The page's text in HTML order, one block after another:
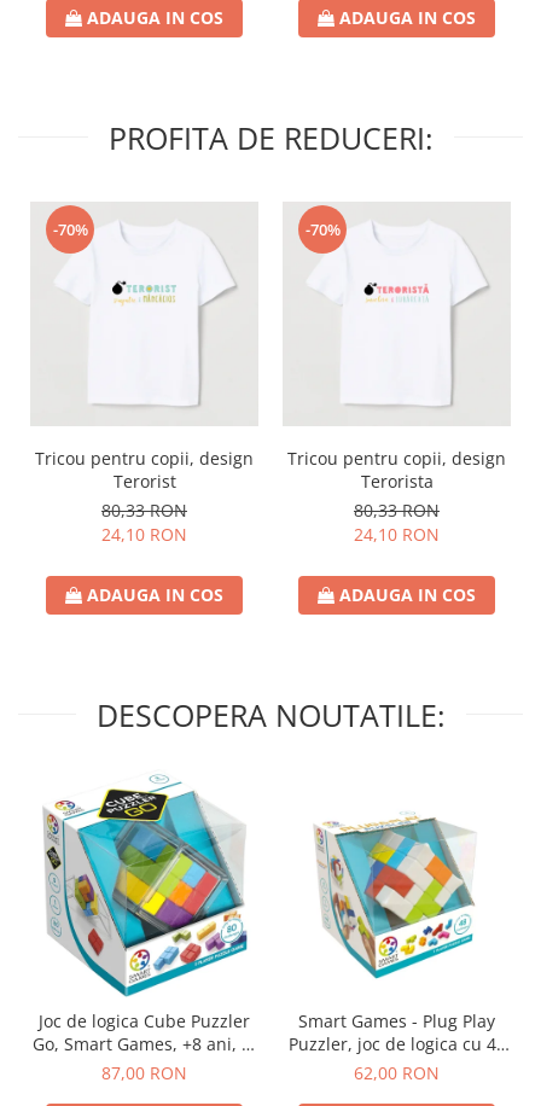
ADAUGA IN COS ADAUGA IN COS
PROFITA DE REDUCERI:
-70%
Tricou pentru copii, design
Terorist
80,33 RON
24,10 RON
ADAUGA IN COS
-70%
Tricou pentru copii, design
Terorista
80,33 RON
24,10 RON
ADAUGA IN COS
DESCOPERA NOUTATILE:
Joc de logica Cube Puzzler
Go, Smart Games, +8 ani, lb
romana
87,00 RON
Smart Games - Plug Play
Puzzler, joc de logica cu 48
de provocari, 6+ ani, lb
62,00 RON